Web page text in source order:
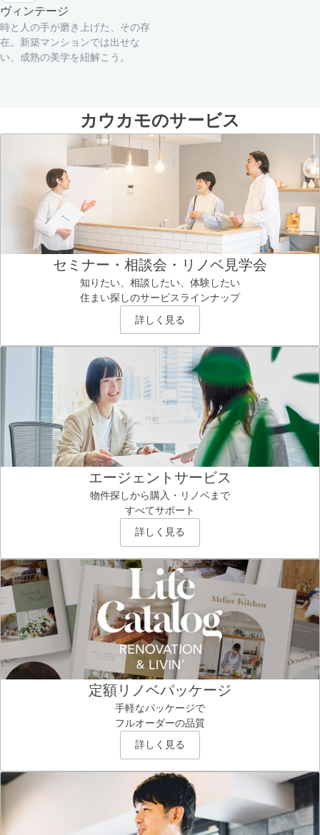
ヴィンテージ
時と人の手が磨き上げた、その存
在。新築マンションでは出せな
い、成熟の美学を紐解こう。
カウカモのサービス
セミナー・相談会・リノベ見学会
知りたい、相談したい、体験したい
住まい探しのサービスラインナップ
詳しく見る
エージェントサービス
物件探しから購入・リノベまで
すべてサポート
詳しく見る
定額リノベパッケージ
手軽なパッケージで
フルオーダーの品質
詳しく見る